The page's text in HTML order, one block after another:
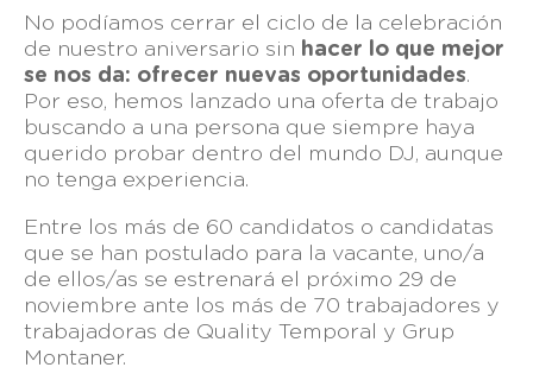
No podíamos cerrar el ciclo de la celebración
de nuestro aniversario sin hacer lo que mejor
se nos da: ofrecer nuevas oportunidades.
Por eso, hemos lanzado una oferta de trabajo
buscando a una persona que siempre haya
querido probar dentro del mundo DJ, aunque
no tenga experiencia.
Entre los más de 60 candidatos o candidatas
que se han postulado para la vacante, uno/a
de ellos/as se estrenará el próximo 29 de
noviembre ante los más de 70 trabajadores y
trabajadoras de Quality Temporal y Grup
Montaner.